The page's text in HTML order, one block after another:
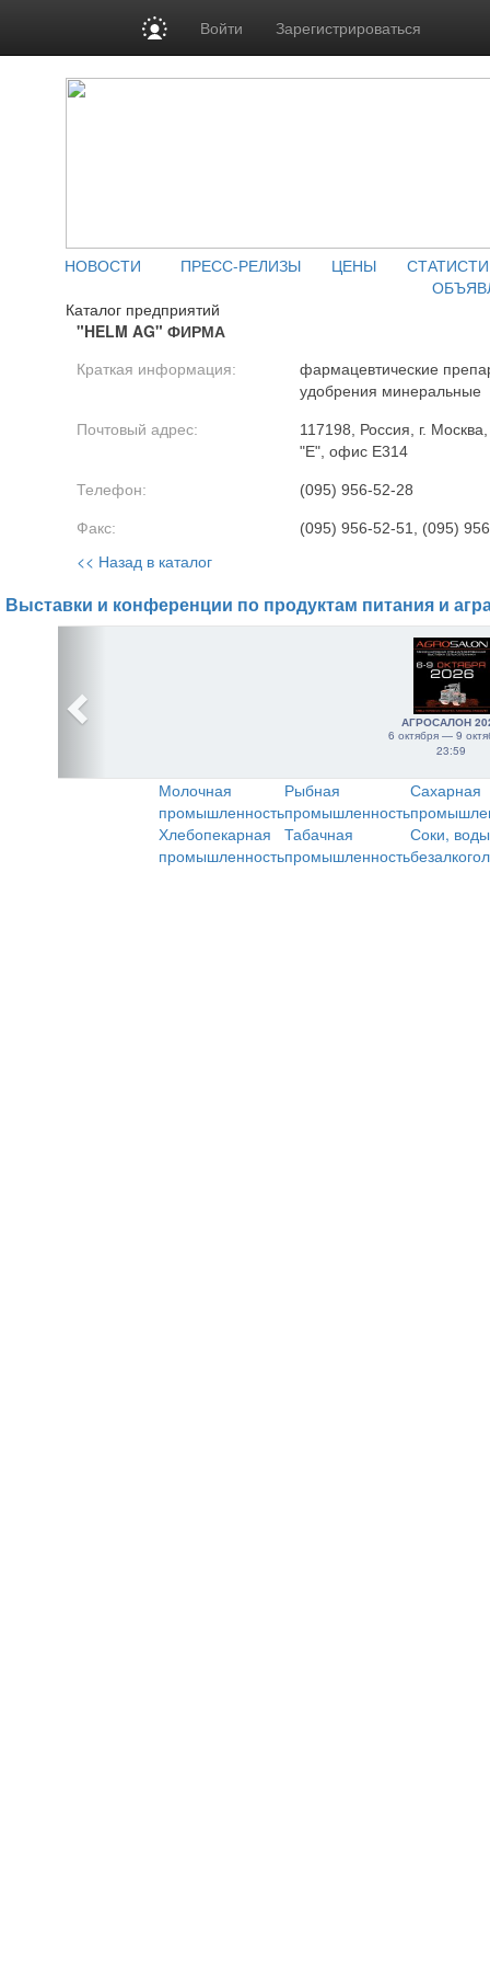
Войти Зарегистрироваться
НОВОСТИ ПРЕСС-РЕЛИЗЫ ЦЕНЫ
Каталог предприятий
"HELM AG" ФИРМА
Краткая информация:
фармацевтические
удобрения минеральные
Почтовый адрес:
117198, Россия, г.
"Е", офис Е314
Телефон: (095) 956-52-28
Факс: (095) 956-52-51, (095)
<< Назад в каталог
Выставки и конференции по продуктам питания и
АГРОСАЛОН
6 октября — 9
23:59
Молочная
промышленность
Рыбная
промышленность
Сахарная
Хлебопекарная
промышленность
Табачная
промышленность
Соки,